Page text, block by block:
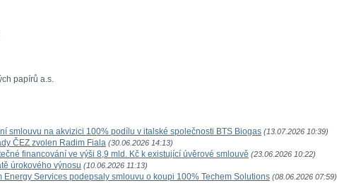
papírů a.s.
smlouvu na akvizici 100% podílu v italské společnosti BTS Biogas (13.07.2026 10:39)
ČEZ zvolen Radim Fiala (30.06.2026 14:13)
financování ve výši 8,9 mld. Kč k existující úvěrové smlouvě (23.06.2026 10:22)
úrokového výnosu (10.06.2026 11:13)
Energy Services podepsaly smlouvu o koupi 100% Techem Solutions (08.06.2026 07:59)